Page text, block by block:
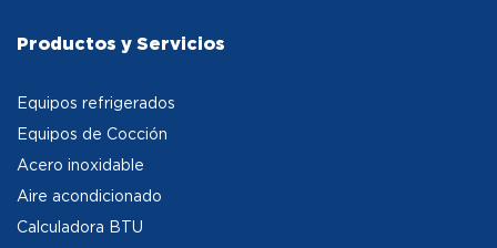
Productos y Servicios
Equipos refrigerados
Equipos de Cocción
Acero inoxidable
Aire acondicionado
Calculadora BTU